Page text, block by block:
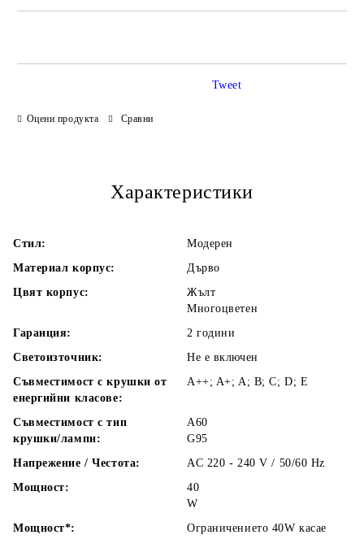
Оцени продукта Сравни
Tweet
Характеристики
Стил:
Модерен
Материал корпус:
Дърво
Цвят корпус:
Жълт
Многоцветен
Гаранция:
2 години
Светоизточник:
Не е включен
Съвместимост с крушки от
енергийни класове:
A++; A+; A; B; C; D; E
Съвместимост с тип
крушки/лампи:
А60
G95
Напрежение / Честота:
AC 220 - 240 V / 50/60 Hz
Мощност:
40
W
Мощност*:
Ограничението 40W касае